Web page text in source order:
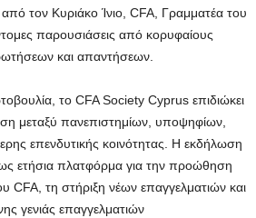
τον Κυριάκο Ίνιο, CFA, Γραμματέα του
παρουσιάσεις από κορυφαίους
και απαντήσεων.
το CFA Society Cyprus επιδιώκει
μεταξύ πανεπιστημίων, υποψηφίων,
επενδυτικής κοινότητας. Η εκδήλωση
ως ετήσια πλατφόρμα για την προώθηση
CFA, τη στήριξη νέων επαγγελματιών και
γενιάς επαγγελματιών